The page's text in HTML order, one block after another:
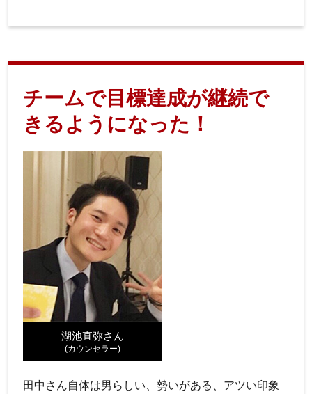
チームで目標達成が継続で
きるようになった！
湖池直弥さん
(カウンセラー)
田中さん自体は男らしい、勢いがある、アツい印象